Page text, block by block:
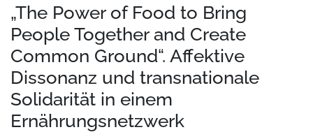
„The Power of Food to Bring
People Together and Create
Common Ground“. Affektive
Dissonanz und transnationale
Solidarität in einem
Ernährungsnetzwerk